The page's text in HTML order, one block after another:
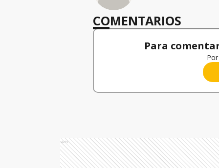
COMENTARIOS
Para
Ads